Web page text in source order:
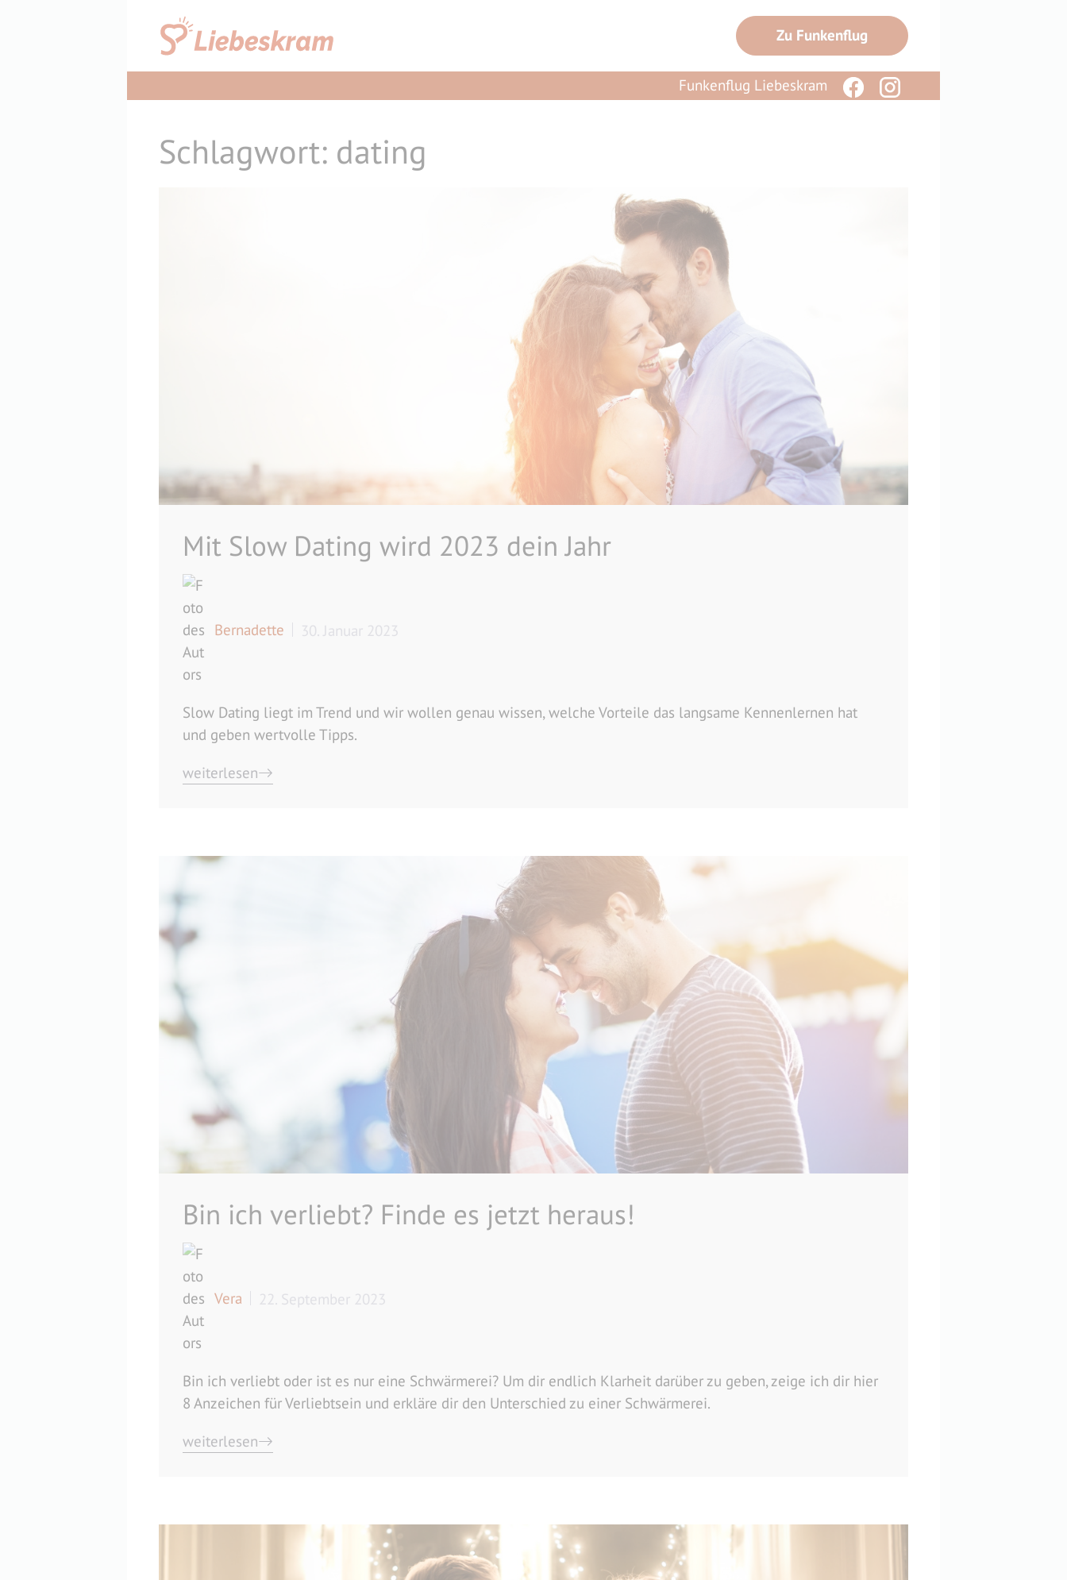
Zu Funkenflug
Funkenflug Liebeskram
Schlagwort: dating
Mit Slow Dating wird 2023 dein Jahr
Bernadette 30. Januar 2023
Slow Dating liegt im Trend und wir wollen genau wissen, welche Vorteile das langsame Kennenlernen hat
und geben wertvolle Tipps.
weiterlesen
Bin ich verliebt? Finde es jetzt heraus!
Vera 22. September 2023
Bin ich verliebt oder ist es nur eine Schwärmerei? Um dir endlich Klarheit darüber zu geben, zeige ich dir hier
8 Anzeichen für Verliebtsein und erkläre dir den Unterschied zu einer Schwärmerei.
weiterlesen